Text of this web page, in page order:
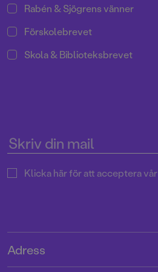
Rabén & Sjögrens vänner
Förskolebrevet
Skola & Biblioteksbrevet
Klicka här för att acceptera vår
Adress